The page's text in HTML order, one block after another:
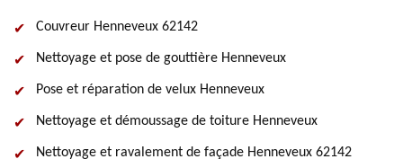
Couvreur Henneveux 62142
Nettoyage et pose de gouttière Henneveux
Pose et réparation de velux Henneveux
Nettoyage et démoussage de toiture Henneveux
Nettoyage et ravalement de façade Henneveux 62142